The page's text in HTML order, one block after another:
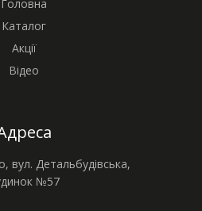
Головна
Каталог
Акції
Відео
вул. Детальбудівська,
№57